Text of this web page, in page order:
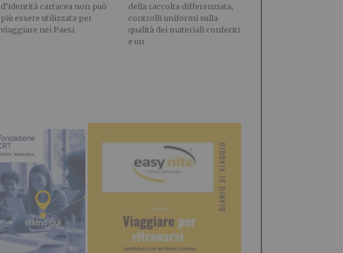
d’identità cartacea non può
più essere utilizzata per
viaggiare nei Paesi
della raccolta differenziata,
controlli uniformi sulla
qualità dei materiali conferiti
e un